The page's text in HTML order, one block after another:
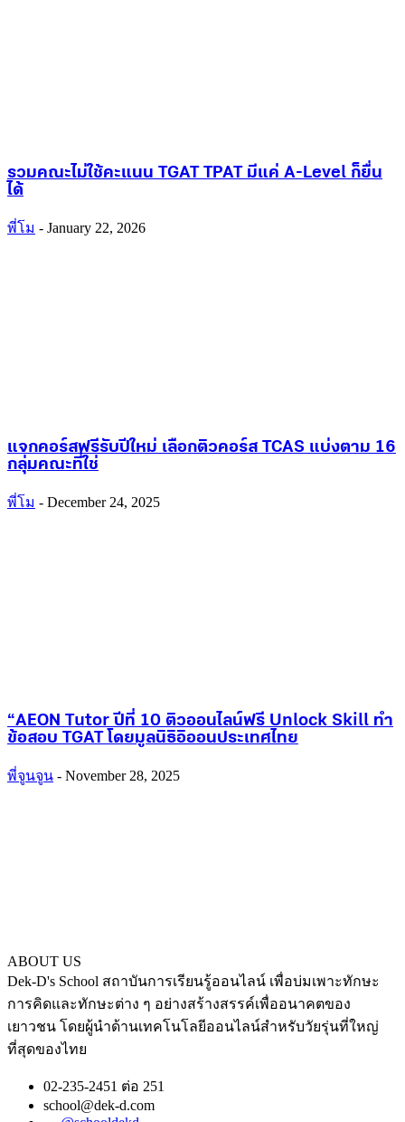
รวมคณะไม่ใช้คะแนน TGAT TPAT มีแค่ A-Level ก็ยื่น
ได้
พี่โม - January 22, 2026
แจกคอร์สฟรีรับปีใหม่ เลือกติวคอร์ส TCAS แบ่งตาม 16
กลุ่มคณะที่ใช่
พี่โม - December 24, 2025
“AEON Tutor ปีที่ 10 ติวออนไลน์ฟรี Unlock Skill ทำ
ข้อสอบ TGAT โดยมูลนิธิอิออนประเทศไทย
พี่จูนจูน - November 28, 2025
ABOUT US
Dek-D's School สถาบันการเรียนรู้ออนไลน์ เพื่อบ่มเพาะทักษะ
การคิดและทักษะต่าง ๆ อย่างสร้างสรรค์เพื่ออนาคตของ
เยาวชน โดยผู้นำด้านเทคโนโลยีออนไลน์สำหรับวัยรุ่นที่ใหญ่
ที่สุดของไทย
02-235-2451 ต่อ 251
school@dek-d.com